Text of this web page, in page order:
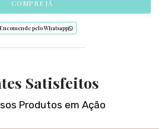
COMPRE JÁ
pelo Whatsapp
Satisfeitos
Produtos em Ação